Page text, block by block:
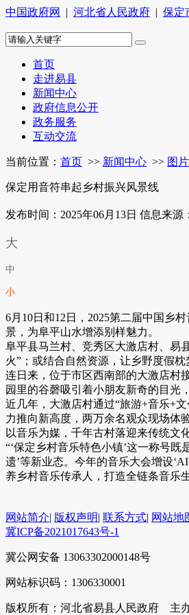
中国政府网 | 河北省人民政府 | 保定
首页
走进易县
新闻中心
政府信息公开
政务服务
互动交流
当前位置： 首页 >> 新闻中心 >> 图
保定用音符串起乡村振兴风景线
发布时间：2025年06月13日 信息来源
大
中
小
6月10日和12日，2025第二届中国乡
景，为阜平山水增添别样魅力。
阜平县马兰村、竞秀区大激店村、易
火”；或结合自然资源，让乡野度假
连日来，位于市区西南部的大激店村
园里的谷磬吸引着小朋友新奇的目
近几年，大激店村通过“旅游+音乐+
力推向新高度，两万余名观众现场体
以音乐为媒，千年古村落迎来传统文
“‘保定乡村音乐特色小镇’这一称号
遗’等新业态。今年的音乐大会增设
养乡村音乐传承人，打造全链条音乐
（来源：保
网站简介| 版权声明| 联系方式| 网站地
冀ICP备2021017643号-1
冀公网安备 13063302000148号
网站标识码：1306330001
版权所有：河北省易县人民政府 主